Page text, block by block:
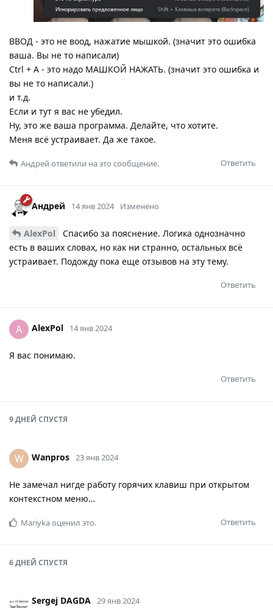
ВВОД - это не воод, нажатие мышкой. (значит это ошибка
ваша. Вы не то написали)
Ctrl + A - это надо МАШКОЙ НАЖАТЬ. (значит это ошибка и
вы не то написали.)
и т.д.
Если и тут я вас не убедил.
Ну, это же ваша программа. Делайте, что хотите.
Меня всё устраивает. Да же такое.
Ответить
Андрейответили на это сообщение.
Андрей 14 янв 2024 Изменено
AlexPol
Спасибо за пояснение. Логика однозначно
есть в ваших словах, но как ни странно, остальных всё
устраивает. Подожду пока еще отзывов на эту тему.
Ответить
A AlexPol 14 янв 2024
Я вас понимаю.
Ответить
9 ДНЕЙ СПУСТЯ
W Wanpros 23 янв 2024
Не замечал нигде работу горячих клавиш при открытом
контекстном меню…
Ответить
Mariykaоценил это.
6 ДНЕЙ СПУСТЯ
Sergej DAGDA 29 янв 2024